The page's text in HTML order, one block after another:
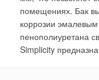
помещениях. Бак
коррозии
пенополиуретана
Simplicity
потреблением
большим
дома с